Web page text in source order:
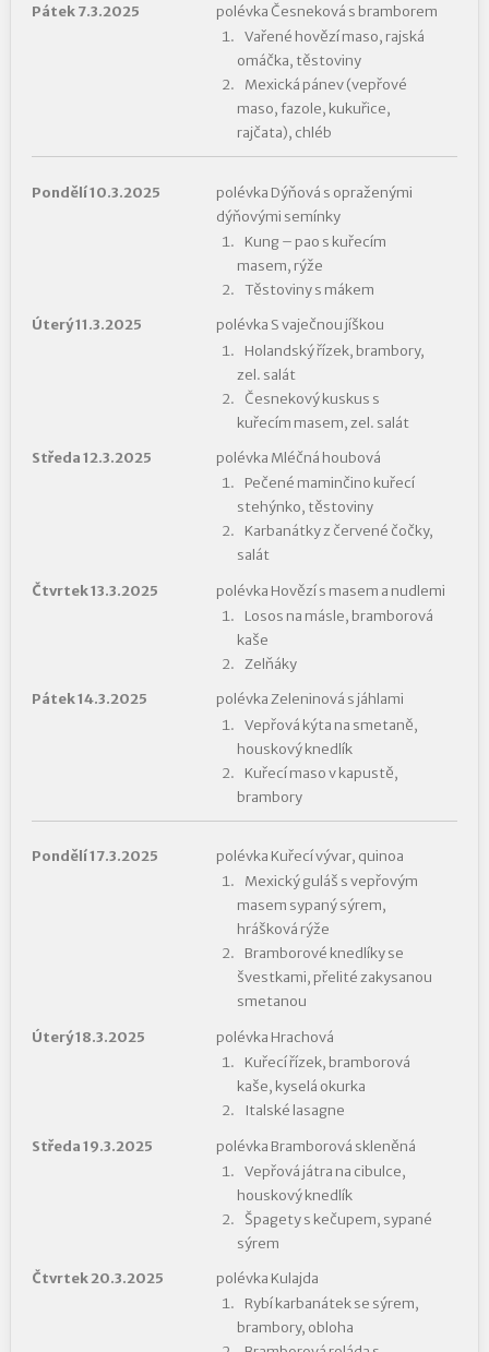
Pátek 7.3.2025
polévka Česneková s bramborem
Vařené hovězí maso, rajská
omáčka, těstoviny
Mexická pánev (vepřové
maso, fazole, kukuřice,
rajčata), chléb
Pondělí 10.3.2025
polévka Dýňová s opraženými
dýňovými semínky
Kung – pao s kuřecím
masem, rýže
Těstoviny s mákem
Úterý 11.3.2025
polévka S vaječnou jíškou
Holandský řízek, brambory,
zel. salát
Česnekový kuskus s
kuřecím masem, zel. salát
Středa 12.3.2025
polévka Mléčná houbová
Pečené maminčino kuřecí
stehýnko, těstoviny
Karbanátky z červené čočky,
salát
Čtvrtek 13.3.2025
polévka Hovězí s masem a nudlemi
Losos na másle, bramborová
kaše
Zelňáky
Pátek 14.3.2025
polévka Zeleninová s jáhlami
Vepřová kýta na smetaně,
houskový knedlík
Kuřecí maso v kapustě,
brambory
Pondělí 17.3.2025
polévka Kuřecí vývar, quinoa
Mexický guláš s vepřovým
masem sypaný sýrem,
hrášková rýže
Bramborové knedlíky se
švestkami, přelité zakysanou
smetanou
Úterý 18.3.2025
polévka Hrachová
Kuřecí řízek, bramborová
kaše, kyselá okurka
Italské lasagne
Středa 19.3.2025
polévka Bramborová skleněná
Vepřová játra na cibulce,
houskový knedlík
Špagety s kečupem, sypané
sýrem
Čtvrtek 20.3.2025
polévka Kulajda
Rybí karbanátek se sýrem,
brambory, obloha